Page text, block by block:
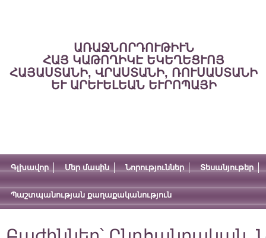
ԱՌԱՋՆՈՐԴՈՒԹԻՒՆ
ՀԱՅ ԿԱԹՈՂԻԿԷ ԵԿԵՂԵՑՒՈՅ
ՀԱՅԱՍՏԱՆԻ, ՎՐԱՍՏԱՆԻ, ՌՈՒՍԱՍՏԱՆԻ
ԵՒ ԱՐԵՒԵԼԵԱՆ ԵՒՐՈՊԱՅԻ
Գլխավոր Մեր մասին Նորություններ Տեսանյութեր
Պաշտպանության քաղաքականություն